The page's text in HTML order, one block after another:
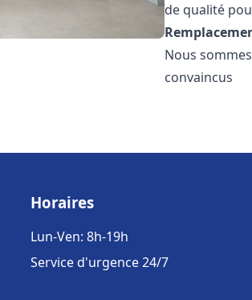
de qualité
Nous
convaincus
Horaires
Lun-Ven: 8h-19h
Service d'urgence 24/7